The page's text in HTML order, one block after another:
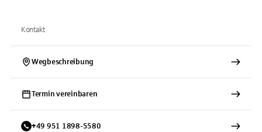
Kontakt
Wegbeschreibung
Termin vereinbaren
+49 951 1898-5580